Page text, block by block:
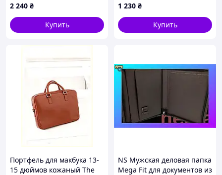
2 240 ₴
Купить
(AK-05 brown)
1 230 ₴
Купить
Портфель для макбука 13-
15 дюймов кожаный The
NS Мужская деловая папка
Mega Fit для документов из